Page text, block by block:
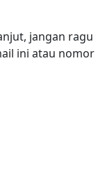
jangan ragu
ini atau nomor